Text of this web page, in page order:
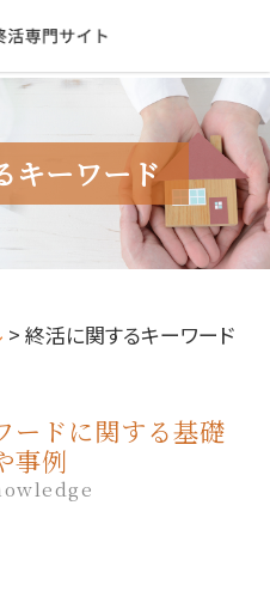
キーワード
> 終活に関するキーワード
ードに関する基礎
事例